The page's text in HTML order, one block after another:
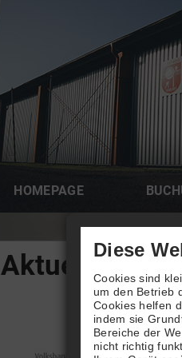
HOMEPAGE
AktuellesDiese
Cookies sind
um den Betrieb
Cookies helfen
indem sie
Bereiche der
nicht richtig